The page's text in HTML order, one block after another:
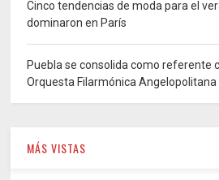
Cinco tendencias de moda para el
dominaron en París
Puebla se consolida como referente
Orquesta Filarmónica Angelopolitana
MÁS VISTAS